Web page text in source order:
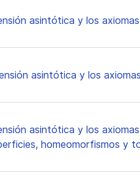
asintótica y los
asintótica y los
asintótica y los
homeomorfismos y